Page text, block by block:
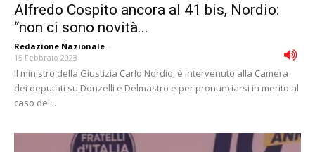
Alfredo Cospito ancora al 41 bis, Nordio:
“non ci sono novità...
Redazione Nazionale -
15 Febbraio 2023
Il ministro della Giustizia Carlo Nordio, è intervenuto alla Camera
dei deputati su Donzelli e Delmastro e per pronunciarsi in merito al
caso del...